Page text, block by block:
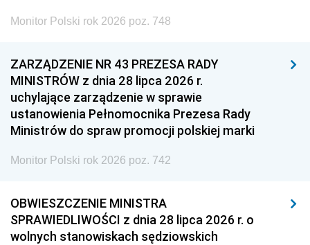
Monitor Polski rok 2026 poz. 748
ZARZĄDZENIE NR 43 PREZESA RADY
MINISTRÓW z dnia 28 lipca 2026 r.
uchylające zarządzenie w sprawie
ustanowienia Pełnomocnika Prezesa Rady
Ministrów do spraw promocji polskiej marki
Monitor Polski rok 2026 poz. 742
OBWIESZCZENIE MINISTRA
SPRAWIEDLIWOŚCI z dnia 28 lipca 2026 r. o
wolnych stanowiskach sędziowskich